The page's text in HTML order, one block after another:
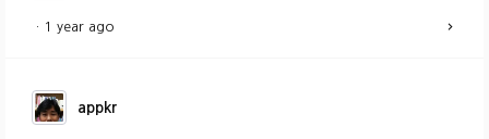
· 1 year ago
appkr